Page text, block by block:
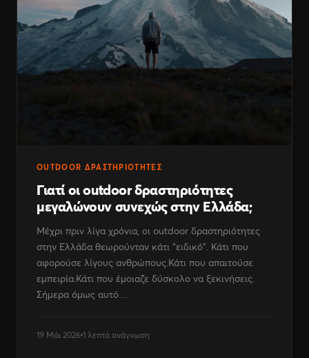
OUTDOOR ΔΡΑΣΤΗΡΙΌΤΗΤΕΣ
Γιατί οι outdoor δραστηριότητες
μεγαλώνουν συνεχώς στην Ελλάδα;
Μέχρι πριν λίγα χρόνια, οι outdoor δραστηριότητες
στην Ελλάδα θεωρούνταν κάτι “ειδικό”. Κάτι που
αφορούσε λίγους ανθρώπους.Κάτι που απαιτούσε
εμπειρία.Κάτι που έμοιαζε δύσκολο να ξεκινήσεις.
Σήμερα όμως αυτό…
19 Μάι 2026 1 λεπτά ανάγνωση